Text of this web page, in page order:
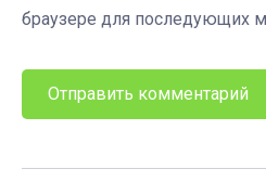
браузере для последующих